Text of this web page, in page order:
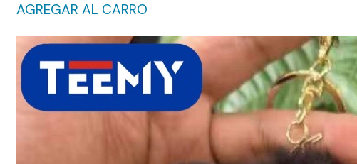
AGREGAR AL CARRO